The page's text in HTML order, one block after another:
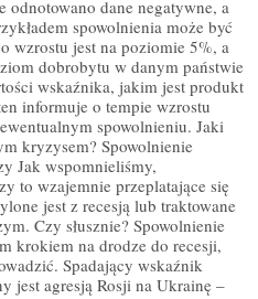
odnotowano dane negatywne, a
spowolnienia może być
wzrostu jest na poziomie 5%, a
dobrobytu w danym państwie
wskaźnika, jakim jest produkt
informuje o tempie wzrostu
spowolnieniu. Jaki
kryzysem? Spowolnienie
Jak wspomnieliśmy,
to wzajemnie przeplatające się
jest z recesją lub traktowane
Czy słusznie? Spowolnienie
krokiem na drodze do recesji,
Spadający wskaźnik
jest agresją Rosji na Ukrainę –